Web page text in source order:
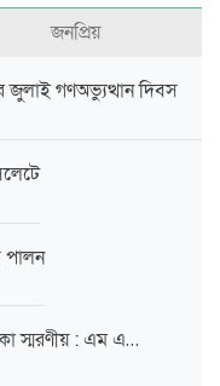
জনপ্রিয়
জুলাই গণঅভ্যুত্থান দিবস
পালন
স্মরণীয় : এম এ…